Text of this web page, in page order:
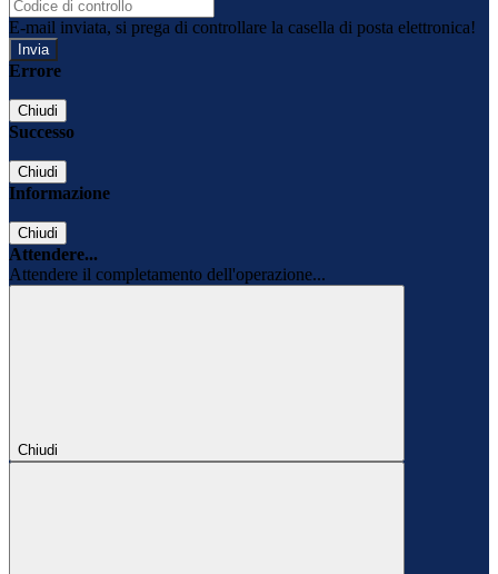
E-mail inviata, si prega di controllare la casella di posta elettronica!
Errore
Chiudi
Successo
Chiudi
Informazione
Chiudi
Attendere...
Attendere il completamento dell'operazione...
Chiudi